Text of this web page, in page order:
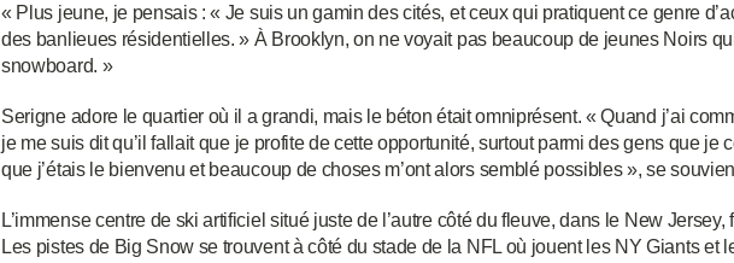
« Plus jeune, je pensais : « Je suis un gamin des cités, et ceux qui pratiquent ce genre
des banlieues résidentielles. » À Brooklyn, on ne voyait pas beaucoup de jeunes Noirs
snowboard. »
Serigne adore le quartier où il a grandi, mais le béton était omniprésent. « Quand j’ai
je me suis dit qu’il fallait que je profite de cette opportunité, surtout parmi des gens que je
que j’étais le bienvenu et beaucoup de choses m’ont alors semblé possibles », se
L’immense centre de ski artificiel situé juste de l’autre côté du fleuve, dans le New Jersey,
Les pistes de Big Snow se trouvent à côté du stade de la NFL où jouent les NY Giants et